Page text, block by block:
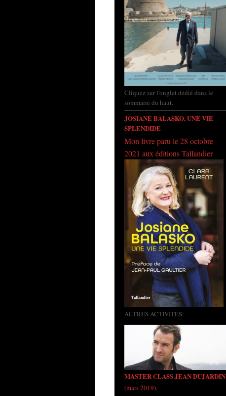
Cliquez sur l'onglet dédié dans le
sommaire du haut.
JOSIANE BALASKO, UNE VIE
SPLENDIDE
Mon livre paru le 28 octobre
2021 aux éditions Tallandier
AUTRES ACTIVITÉS:
MASTER CLASS JEAN DUJARDIN
(mars 2019).